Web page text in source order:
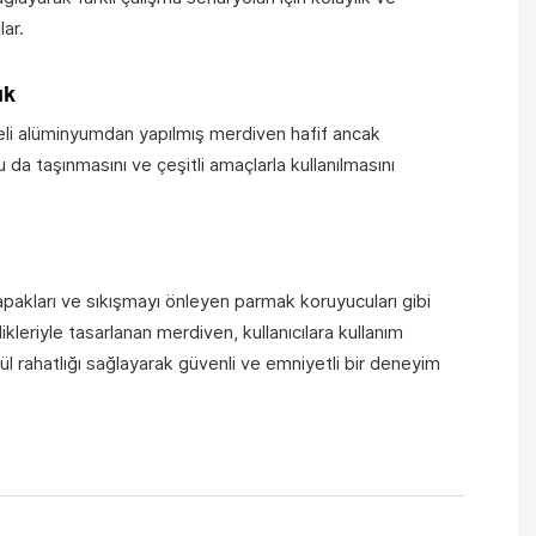
alüminyumdan yapılmış merdiven hafif ancak
da taşınmasını ve çeşitli amaçlarla kullanılmasını
ve sıkışmayı önleyen parmak koruyucuları gibi
tasarlanan merdiven, kullanıcılara kullanım
rahatlığı sağlayarak güvenli ve emniyetli bir deneyim